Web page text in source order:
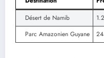
Désert de Namib
Parc Amazonien Guyane